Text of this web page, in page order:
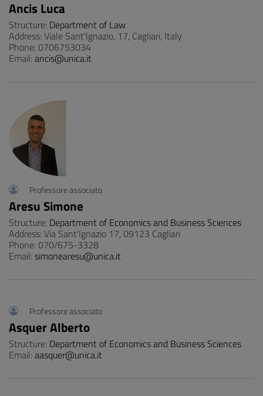
Ancis Luca
Structure: Department of Law
Address: Viale Sant'Ignazio, 17, Cagliari, Italy
Phone: 0706753034
Email: ancis@unica.it
Professore associato
Aresu Simone
Structure: Department of Economics and Business Sciences
Address: Via Sant'Ignazio 17, 09123 Cagliari
Phone: 070/675-3328
Email: simonearesu@unica.it
Professore associato
Asquer Alberto
Structure: Department of Economics and Business Sciences
Email: aasquer@unica.it